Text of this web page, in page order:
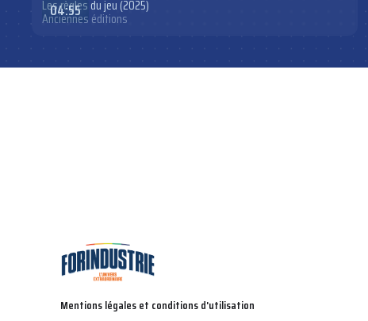
04:55
Les règles du jeu (2025)
Anciennes éditions
Mentions légales et conditions d'utilisation